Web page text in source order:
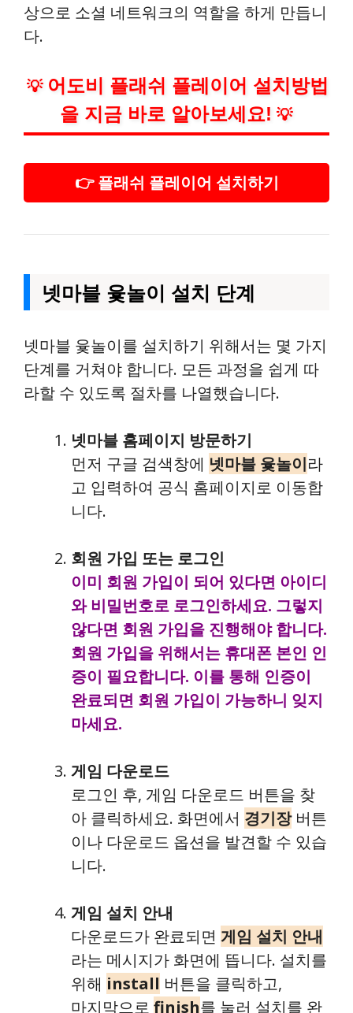
상으로 소셜 네트워크의 역할을 하게 만듭니
다.
💡 어도비 플래쉬 플레이어 설치방법
을 지금 바로 알아보세요! 💡
👉 플래쉬 플레이어 설치하기
넷마블 윷놀이 설치 단계
넷마블 윷놀이를 설치하기 위해서는 몇 가지
단계를 거쳐야 합니다. 모든 과정을 쉽게 따
라할 수 있도록 절차를 나열했습니다.
넷마블 홈페이지 방문하기
먼저 구글 검색창에 넷마블 윷놀이라
고 입력하여 공식 홈페이지로 이동합
니다.
회원 가입 또는 로그인
이미 회원 가입이 되어 있다면 아이디
와 비밀번호로 로그인하세요. 그렇지
않다면 회원 가입을 진행해야 합니다.
회원 가입을 위해서는 휴대폰 본인 인
증이 필요합니다. 이를 통해 인증이
완료되면 회원 가입이 가능하니 잊지
마세요.
게임 다운로드
로그인 후, 게임 다운로드 버튼을 찾
아 클릭하세요. 화면에서 경기장버튼
이나 다운로드 옵션을 발견할 수 있습
니다.
게임 설치 안내
다운로드가 완료되면 게임 설치 안내
라는 메시지가 화면에 뜹니다. 설치를
위해 install 버튼을 클릭하고,
마지막으로 finish를 눌러 설치를 완